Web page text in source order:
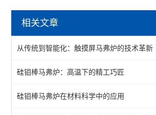
陶瓷纤维马弗炉
箱式马弗炉
分体式马弗炉
实验室马弗炉
相关文章
从传统到智能化：触摸屏马弗炉的技术革新
硅钼棒马弗炉：高温下的精工巧匠
硅钼棒马弗炉在材料科学中的应用